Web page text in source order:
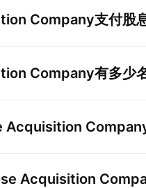
Company支付股
Company有多少
Acquisition
Acquisition